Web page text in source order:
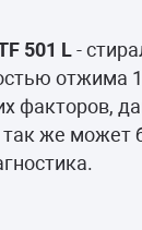
501 L-
отжима
факторов,
же может